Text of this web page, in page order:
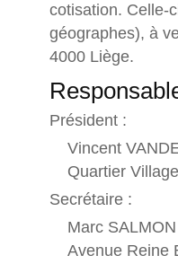
cotisation. Celle-
géographes), à
4000 Liège.
Président :
Vincent
Quartier
Secrétaire :
Marc
Avenue Reine